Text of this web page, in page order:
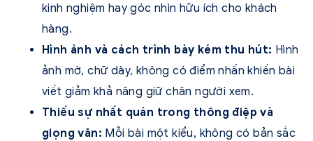
kinh nghiệm hay góc nhìn hữu ích cho khách
hàng.
Hình ảnh và cách trình bày kém thu hút: Hình
ảnh mờ, chữ dày, không có điểm nhấn khiến bài
viết giảm khả năng giữ chân người xem.
Thiếu sự nhất quán trong thông điệp và
giọng văn: Mỗi bài một kiểu, không có bản sắc